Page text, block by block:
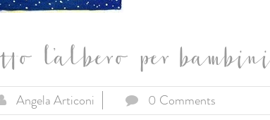
l’albero per bambini
Angela Articoni
0 Comments